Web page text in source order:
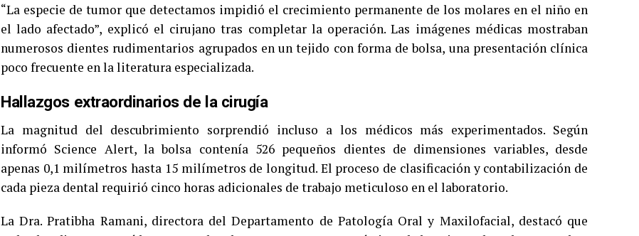
“La especie de tumor que detectamos impidió el crecimiento permanente de los molares en el niño en
el lado afectado”, explicó el cirujano tras completar la operación. Las imágenes médicas mostraban
numerosos dientes rudimentarios agrupados en un tejido con forma de bolsa, una presentación clínica
poco frecuente en la literatura especializada.
Hallazgos extraordinarios de la cirugía
La magnitud del descubrimiento sorprendió incluso a los médicos más experimentados. Según
informó Science Alert, la bolsa contenía 526 pequeños dientes de dimensiones variables, desde
apenas 0,1 milímetros hasta 15 milímetros de longitud. El proceso de clasificación y contabilización de
cada pieza dental requirió cinco horas adicionales de trabajo meticuloso en el laboratorio.
La Dra. Pratibha Ramani, directora del Departamento de Patología Oral y Maxilofacial, destacó que